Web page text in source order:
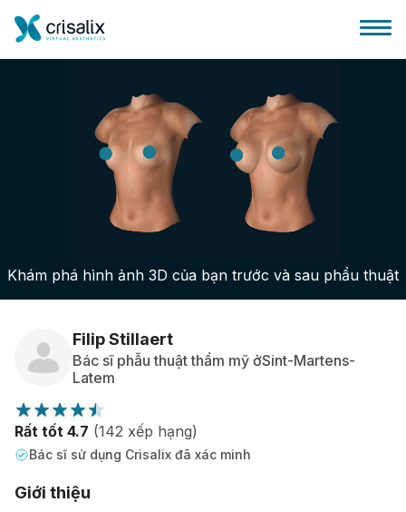
Bác sĩ phẫu thuật
Nền tảng kinh doanh 3D
Gói
Đánh giá của bệnh nhân
Khám phá hình ảnh 3D của bạn trước và sau phẩu thuật
Filip Stillaert
Bác sĩ phẫu thuật thẩm mỹ ởSint-Martens-
Latem
Rất tốt 4.7 (142 xếp hạng)
Bác sĩ sử dụng Crisalix đã xác minh
Giới thiệu